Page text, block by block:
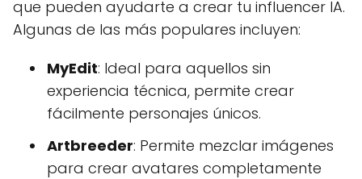
que pueden ayudarte a crear tu influencer IA.
Algunas de las más populares incluyen:
MyEdit: Ideal para aquellos sin
experiencia técnica, permite crear
fácilmente personajes únicos.
Artbreeder: Permite mezclar imágenes
para crear avatares completamente